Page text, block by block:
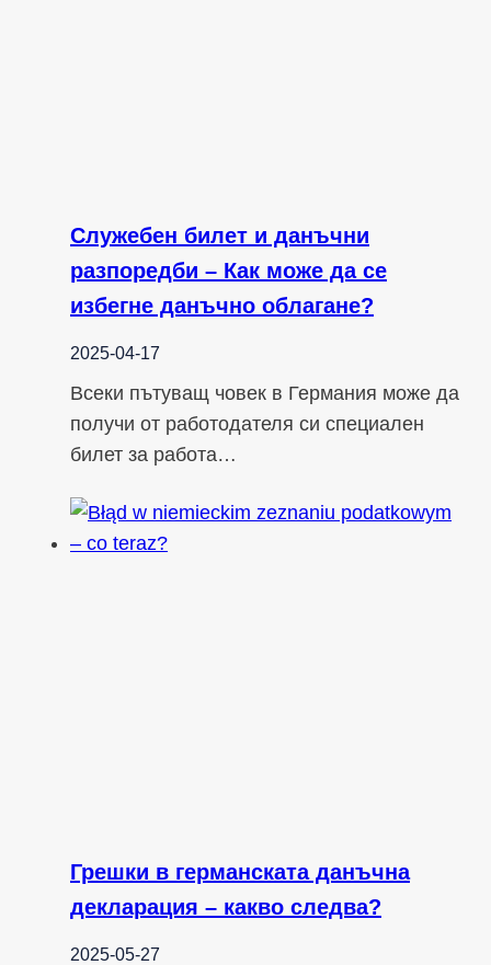
Служебен билет и данъчни
разпоредби – Как може да се
избегне данъчно облагане?
2025-04-17
Всеки пътуващ човек в Германия може да
получи от работодателя си специален
билет за работа…
Грешки в германската данъчна
декларация – какво следва?
2025-05-27